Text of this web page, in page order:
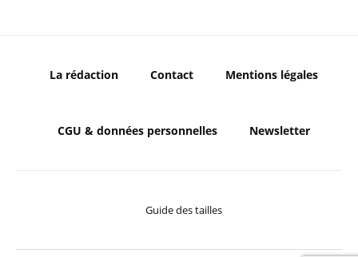
La rédaction Contact Mentions légales
CGU & données personnelles Newsletter
Guide des tailles